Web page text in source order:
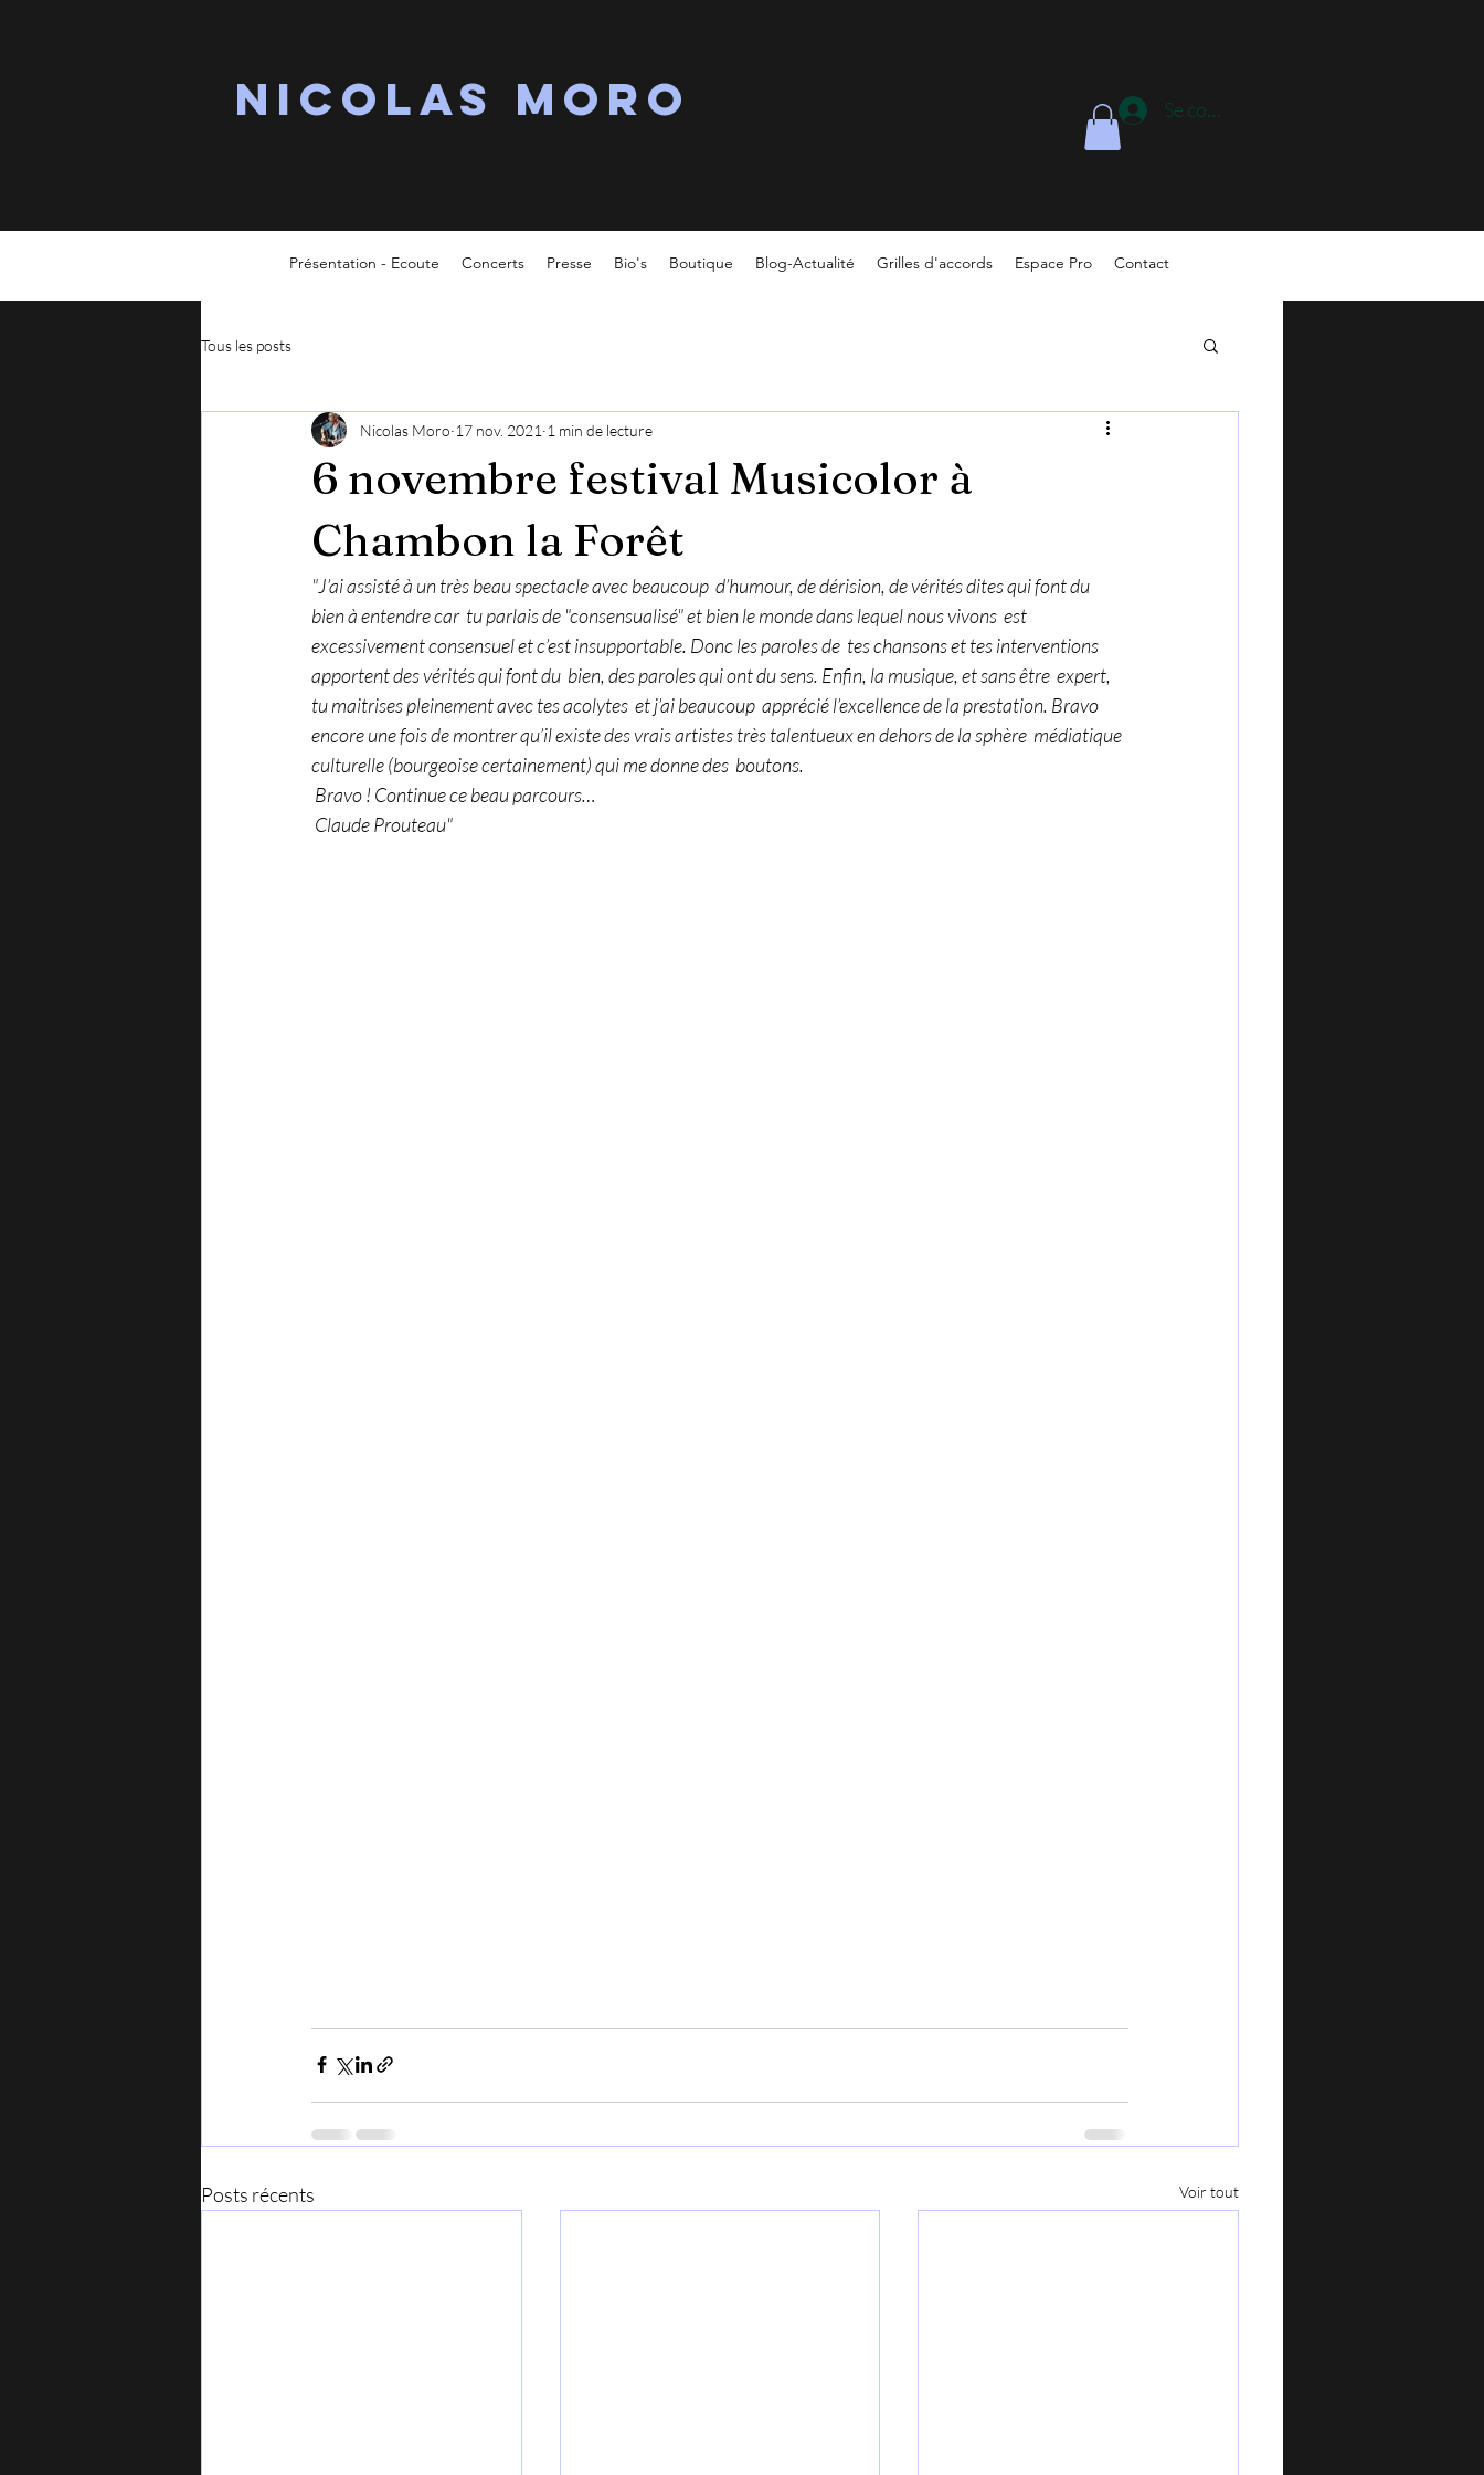
Nicolas MORO Se connecter
Présentation - Ecoute Concerts Presse Bio's Boutique Blog-Actualité Grilles d'accords Espace Pro Contact
Tous les posts
6 novembre festival Musicolor à
Chambon la Forêt
Nicolas Moro 17 nov. 2021 1 min de lecture
"J’ai assisté à un très beau spectacle avec beaucoup  d’humour, de dérision, de vérités dites qui font du
bien à entendre car  tu parlais de "consensualisé" et bien le monde dans lequel nous vivons  est
excessivement consensuel et c’est insupportable. Donc les paroles de  tes chansons et tes interventions
apportent des vérités qui font du  bien, des paroles qui ont du sens. Enfin, la musique, et sans être  expert,
tu maitrises pleinement avec tes acolytes  et j’ai beaucoup  apprécié l’excellence de la prestation. Bravo
encore une fois de montrer qu’il existe des vrais artistes très talentueux en dehors de la sphère  médiatique
culturelle (bourgeoise certainement) qui me donne des  boutons.
Bravo ! Continue ce beau parcours…
Claude Prouteau"
Posts récents Voir tout